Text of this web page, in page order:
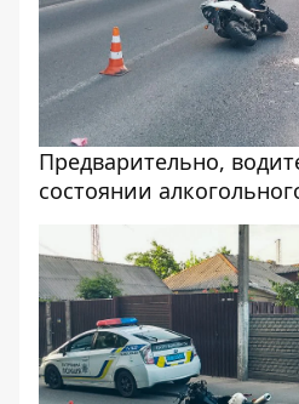
Предварительно,
состоянии